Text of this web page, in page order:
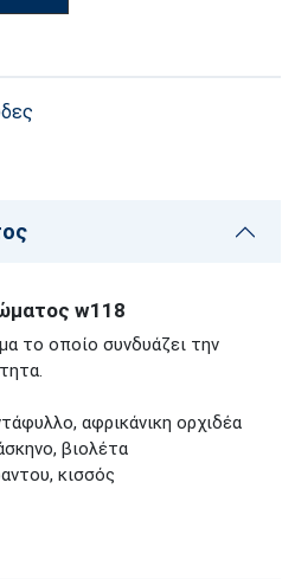
w118
το οποίο συνδυάζει την
αφρικάνικη ορχιδέα
βιολέτα
κισσός